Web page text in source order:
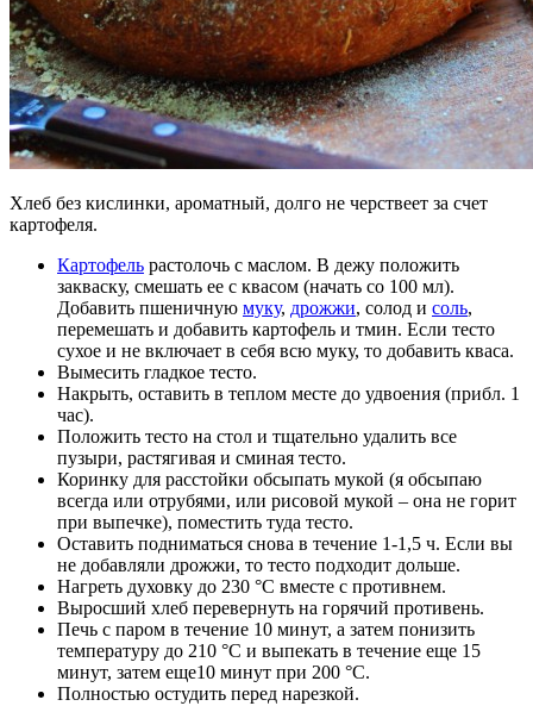
Хлеб без кислинки, ароматный, долго не черствеет за счет
картофеля.
Картофель растолочь с маслом. В дежу положить
закваску, смешать ее с квасом (начать со 100 мл).
Добавить пшеничную муку, дрожжи, солод и соль,
перемешать и добавить картофель и тмин. Если тесто
сухое и не включает в себя всю муку, то добавить кваса.
Вымесить гладкое тесто.
Накрыть, оставить в теплом месте до удвоения (прибл. 1
час).
Положить тесто на стол и тщательно удалить все
пузыри, растягивая и сминая тесто.
Коринку для расстойки обсыпать мукой (я обсыпаю
всегда или отрубями, или рисовой мукой – она не горит
при выпечке), поместить туда тесто.
Оставить подниматься снова в течение 1-1,5 ч. Если вы
не добавляли дрожжи, то тесто подходит дольше.
Нагреть духовку до 230 °C вместе с противнем.
Выросший хлеб перевернуть на горячий противень.
Печь с паром в течение 10 минут, а затем понизить
температуру до 210 °C и выпекать в течение еще 15
минут, затем еще10 минут при 200 °C.
Полностью остудить перед нарезкой.